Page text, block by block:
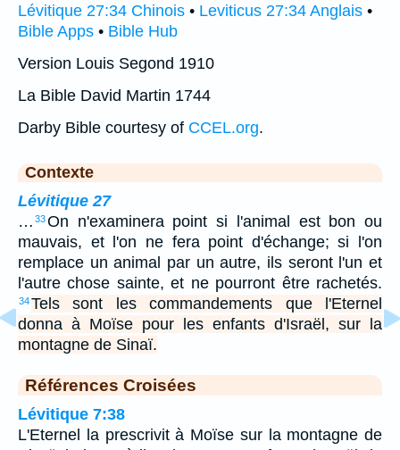
Lévitique 27:34 Chinois • Leviticus 27:34 Anglais •
Bible Apps • Bible Hub
Version Louis Segond 1910
La Bible David Martin 1744
Darby Bible courtesy of CCEL.org.
Contexte
Lévitique 27
… 33On n'examinera point si l'animal est bon ou
mauvais, et l'on ne fera point d'échange; si l'on
remplace un animal par un autre, ils seront l'un et
l'autre chose sainte, et ne pourront être rachetés.
34Tels sont les commandements que l'Eternel
donna à Moïse pour les enfants d'Israël, sur la
montagne de Sinaï.
Références Croisées
Lévitique 7:38
L'Eternel la prescrivit à Moïse sur la montagne de